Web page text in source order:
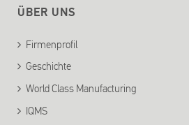
ÜBER UNS
Firmenprofil
Geschichte
World Class Manufacturing
IQMS